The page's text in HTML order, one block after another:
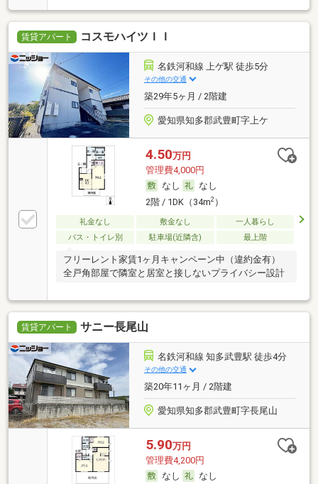
賃貸アパート コスモハイツＩＩ
名鉄河和線 上ゲ駅 徒歩5分
その他の交通
築29年5ヶ月 / 2階建
愛知県知多郡武豊町字上ケ
4.50万円
管理費4,000円
なし
なし
2階 / 1DK（34m2）
礼金なし 敷金なし
一人暮らし
バス・トイレ別
駐車場(近隣含) 最上階
フリーレント家賃1ヶ月キャンペーン中（違約金有）
全戸角部屋で隣室と居室と接しないプライバシー設計
賃貸アパート サニー長尾山
名鉄河和線 知多武豊駅 徒歩4分
その他の交通
築20年11ヶ月 / 2階建
愛知県知多郡武豊町字長尾山
5.90万円
管理費4,200円
なし
なし